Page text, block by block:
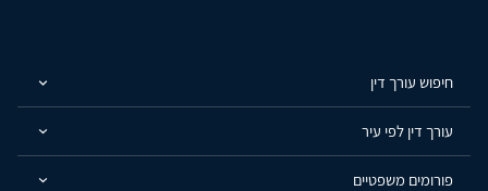
חיפוש עורך דין
עורך דין לפי עיר
פורומים משפטיים